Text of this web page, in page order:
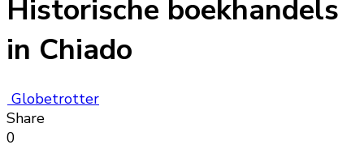
Historische boekhandels
in Chiado
Globetrotter
Share
0